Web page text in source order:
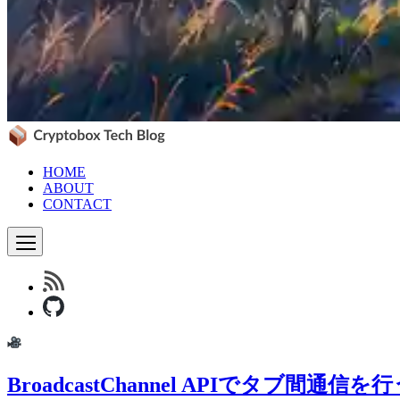
HOME
ABOUT
CONTACT
BroadcastChannel APIでタブ間通信を行